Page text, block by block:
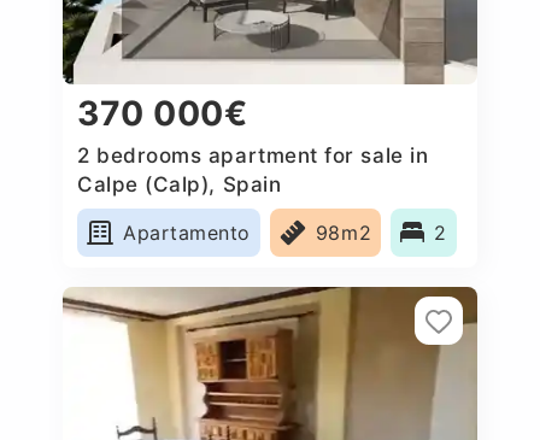
370 000€
2 bedrooms apartment for sale in
Calpe (Calp), Spain
Apartamento
98m2 2